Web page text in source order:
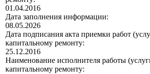
01.04.2016
Дата заполнения информации:
08.05.2026
Дата подписания акта приемки работ
капитальному ремонту:
25.12.2016
Наименование исполнителя работы
капитальному ремонту: